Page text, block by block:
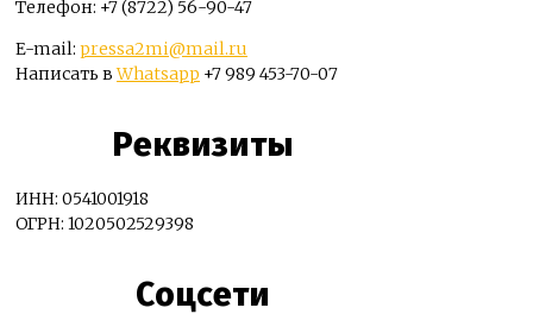
Телефон: +7 (8722) 56-90-47
E-mail: pressa2mi@mail.ru
Написать вWhatsapp +7 989 453-70-07
Реквизиты
ИНН: 0541001918
ОГРН: 1020502529398
Соцсети